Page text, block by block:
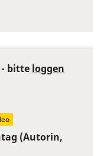
(Autorin,
bitte loggen